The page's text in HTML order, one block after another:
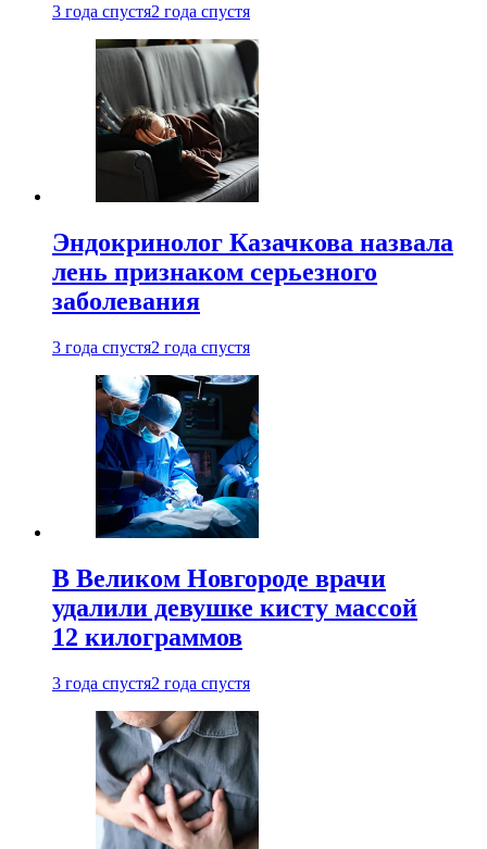
3 года спустя2 года спустя
Эндокринолог Казачкова назвала
лень признаком серьезного
заболевания
3 года спустя2 года спустя
В Великом Новгороде врачи
удалили девушке кисту массой
12 килограммов
3 года спустя2 года спустя